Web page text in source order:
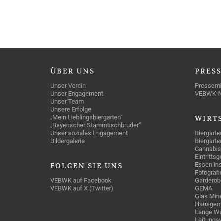
ÜBER UNS
Unser Verein
Unser Engagement
Unser Team
Unsere Erfolge
„Mein Lieblingsbiergarten“
„Bayerischer Stammtischbruder“
Unser soziales Engagement
Bildergalerie
FOLGEN SIE UNS
VEBWK auf Facebook
VEBWK auf X (Twitter)
VEBWK-
Essen
GEMA
Glas
Lange